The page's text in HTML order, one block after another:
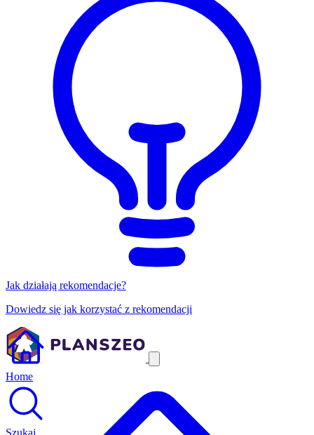
Jak działają rekomendacje?
Dowiedz się jak korzystać z rekomendacji
Home
Szukaj